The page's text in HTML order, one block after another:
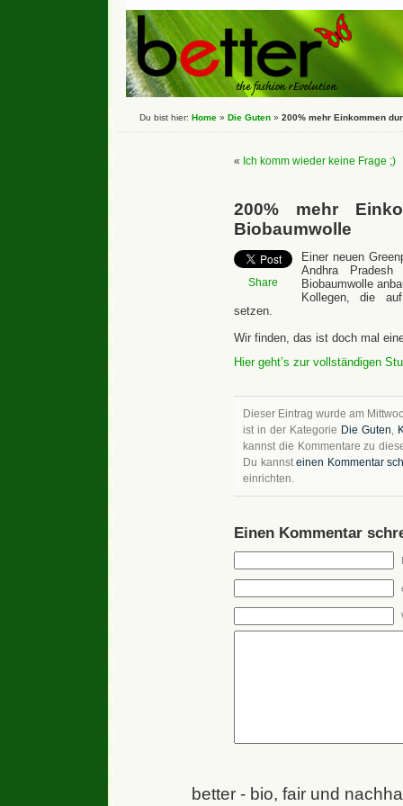
Du bist hier: Home » Die Guten » 200% mehr Einkommen
« Ich komm wieder keine Frage ;)
200% mehr
Biobaumwolle
Share
Einer neuen
Andhra
Biobaumwolle
Kollegen, die
setzen.
Wir finden, das ist doch mal
Hier geht’s zur vollständigen
Dieser Eintrag wurde am
ist in der Kategorie Die Guten,
kannst die Kommentare zu
Du kannsteinen Kommentar
einrichten.
Einen Kommentar
better - bio, fair und